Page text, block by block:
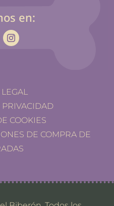
en:
PRIVACIDAD
COOKIES
DE COMPRA DE